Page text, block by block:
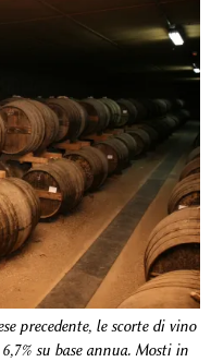
precedente, le scorte di vino
su base annua. Mosti in